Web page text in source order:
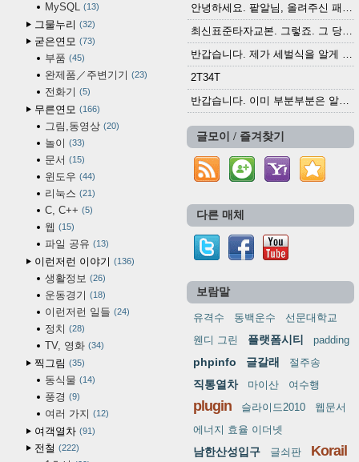
MySQL 13
그물누리 32
굳은연모 73
부품 45
완제품／주변기기 23
전화기 5
무른연모 166
그림,동영상 20
놀이 33
문서 15
윈도우 44
리눅스 21
C, C++ 5
웹 15
파일 공유 13
이런저런 이야기 136
생활정보 26
운동경기 18
이런저런 일들 24
정치 28
TV, 영화 34
찍그림 35
동식물 14
풍경 9
여러 가지 12
여객열차 91
전철 222
안녕하세요. 팥알님, 올려주신 패치 여러모로 감사...
최신표준타자교본. 그렇죠. 그 당시에 최신 표준...
반갑습니다. 제가 세벌식을 알게 되어 세벌식 써...
2T34T
반갑습니다. 이미 부분부분은 알려진 정보들이...
글모이 / 즐겨찾기
다른 매체
보람말
유격수 동백운수
선문대학교
웬디 그린
플랫폼시티 padding
phpinfo 글갈래 절주송
직통열차 마이산 여수행
plugin 슬라이드2010
웹문서
에너지 효율 이더넷
남한산성입구 글쇠판 Korail